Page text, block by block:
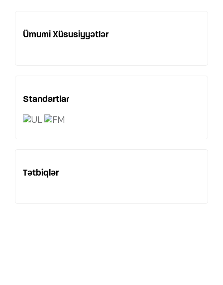
Ümumi Xüsusiyyətlər
Standartlar
Tətbiqlər